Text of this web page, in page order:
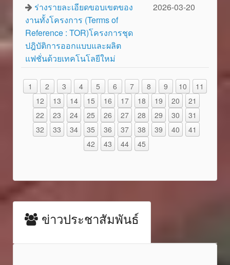
ร่างรายละเอียดขอบเขตของ
งานทั้งโครงการ (Terms of
Reference : TOR)โครงการชุด
ปฎิบัติการออกแบบและผลิต
แฟชั่นด้วยเทคโนโลยีใหม่
2026-03-20
1 2 3 4 5 6 7 8 9 10
11
12
13 14 15 16 17 18 19 20
21
22
23 24 25 26 27 28 29 30
31
32
33 34 35 36 37 38 39 40
41
42
43 44 45
ข่าวประชาสัมพันธ์